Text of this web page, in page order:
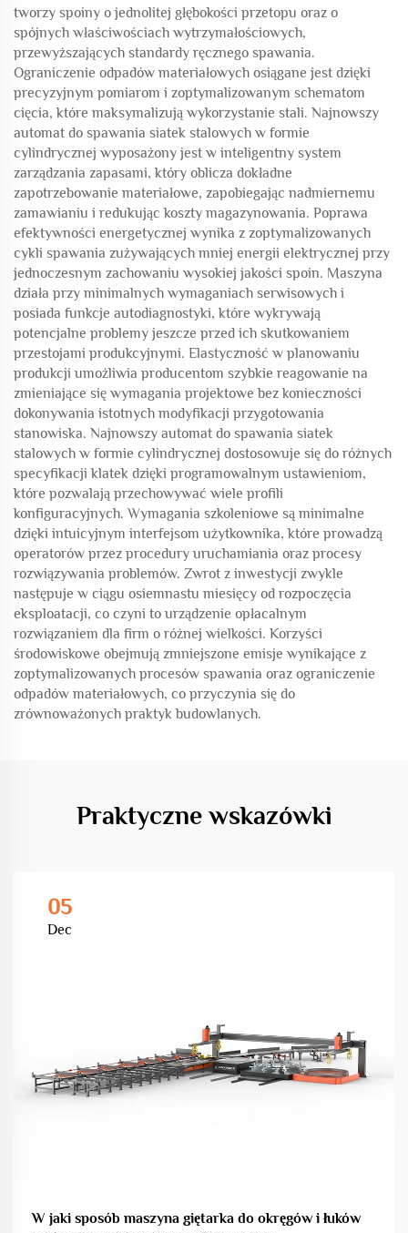
tworzy spoiny o jednolitej głębokości przetopu oraz o
spójnych właściwościach wytrzymałościowych,
przewyższających standardy ręcznego spawania.
Ograniczenie odpadów materiałowych osiągane jest dzięki
precyzyjnym pomiarom i zoptymalizowanym schematom
cięcia, które maksymalizują wykorzystanie stali. Najnowszy
automat do spawania siatek stalowych w formie
cylindrycznej wyposażony jest w inteligentny system
zarządzania zapasami, który oblicza dokładne
zapotrzebowanie materiałowe, zapobiegając nadmiernemu
zamawianiu i redukując koszty magazynowania. Poprawa
efektywności energetycznej wynika z zoptymalizowanych
cykli spawania zużywających mniej energii elektrycznej przy
jednoczesnym zachowaniu wysokiej jakości spoin. Maszyna
działa przy minimalnych wymaganiach serwisowych i
posiada funkcje autodiagnostyki, które wykrywają
potencjalne problemy jeszcze przed ich skutkowaniem
przestojami produkcyjnymi. Elastyczność w planowaniu
produkcji umożliwia producentom szybkie reagowanie na
zmieniające się wymagania projektowe bez konieczności
dokonywania istotnych modyfikacji przygotowania
stanowiska. Najnowszy automat do spawania siatek
stalowych w formie cylindrycznej dostosowuje się do różnych
specyfikacji klatek dzięki programowalnym ustawieniom,
które pozwalają przechowywać wiele profili
konfiguracyjnych. Wymagania szkoleniowe są minimalne
dzięki intuicyjnym interfejsom użytkownika, które prowadzą
operatorów przez procedury uruchamiania oraz procesy
rozwiązywania problemów. Zwrot z inwestycji zwykle
następuje w ciągu osiemnastu miesięcy od rozpoczęcia
eksploatacji, co czyni to urządzenie opłacalnym
rozwiązaniem dla firm o różnej wielkości. Korzyści
środowiskowe obejmują zmniejszone emisje wynikające z
zoptymalizowanych procesów spawania oraz ograniczenie
odpadów materiałowych, co przyczynia się do
zrównoważonych praktyk budowlanych.
Praktyczne wskazówki
05
Dec
W jaki sposób maszyna giętarka do okręgów i łuków